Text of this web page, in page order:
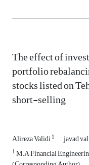
The effect of
portfolio
stocks listed on
short-selling
Alireza Validi1 javad
1M.A Financial